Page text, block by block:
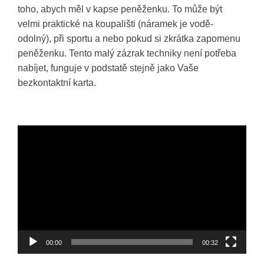
toho, abych měl v kapse peněženku. To může být
velmi praktické na koupališti (náramek je vodě-
odolný), při sportu a nebo pokud si zkrátka zapomenu
peněženku. Tento malý zázrak techniky není potřeba
nabíjet, funguje v podstatě stejně jako Vaše
bezkontaktní karta.
00:00 00:32